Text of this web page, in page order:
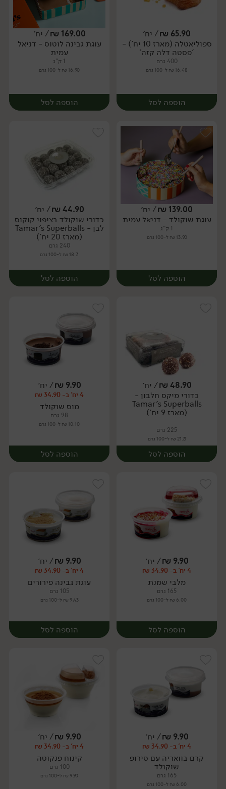
יח׳ יח׳
65.90
₪/ יח׳
ספוליאטלה (מארז 10 יח') -
'פסטה דלה קזה'
400 גרם
16.48 ₪ ל-100 גרם
הוספה לסל
יח׳
169.00
₪/ יח׳
עוגת גבינה לוטוס - דניאל
עמית
1 ק"ג
16.90 ₪ ל-100 גרם
הוספה לסל
יח׳
139.00
₪/ יח׳
עוגת שוקולד - דניאל עמית
1 ק"ג
13.90 ₪ ל-100 גרם
הוספה לסל
יח׳
44.90
₪/ יח׳
כדורי שוקולד בציפוי קוקוס
לבן - Tamar's Superballs
(מארז 20 יח')
240 גרם
18.71 ₪ ל-100 גרם
הוספה לסל
יח׳
48.90
₪/ יח׳
כדורי מיקס חלבון -
Tamar's Superballs
(מארז 9 יח')
225 גרם
21.73 ₪ ל-100 גרם
הוספה לסל
יח׳
9.90
₪/ יח׳
4 יח' ב- 34.90 ₪
מוס שוקולד
98 גרם
10.10 ₪ ל-100 גרם
הוספה לסל
יח׳
9.90
₪/ יח׳
4 יח' ב- 34.90 ₪
מלבי שמנת
165 גרם
6.00 ₪ ל-100 גרם
הוספה לסל
יח׳
9.90
₪/ יח׳
4 יח' ב- 34.90 ₪
עוגת גבינה פירורים
105 גרם
9.43 ₪ ל-100 גרם
הוספה לסל
יח׳
9.90
₪/ יח׳
4 יח' ב- 34.90 ₪
קרם בוואריה עם סירופ
שוקולד
165 גרם
6.00 ₪ ל-100 גרם
9.90
₪/ יח׳
4 יח' ב- 34.90 ₪
קינוח פנקוטה
100 גרם
9.90 ₪ ל-100 גרם